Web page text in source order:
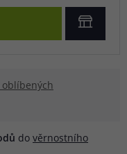
do věrnostního